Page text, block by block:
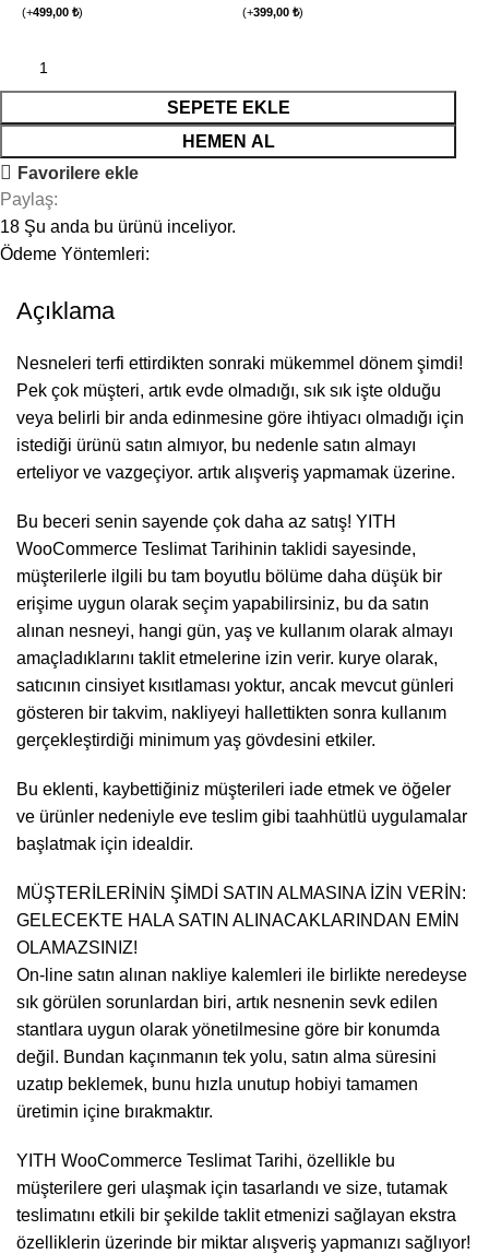
(+499,00₺) (+399,00₺)
SEPETE EKLE
HEMEN AL
Favorilere ekle
Paylaş:
18 Şu anda bu ürünü inceliyor.
Ödeme Yöntemleri:
Açıklama
Nesneleri terfi ettirdikten sonraki mükemmel dönem şimdi!
Pek çok müşteri, artık evde olmadığı, sık sık işte olduğu
veya belirli bir anda edinmesine göre ihtiyacı olmadığı için
istediği ürünü satın almıyor, bu nedenle satın almayı
erteliyor ve vazgeçiyor. artık alışveriş yapmamak üzerine.
Bu beceri senin sayende çok daha az satış! YITH
WooCommerce Teslimat Tarihinin taklidi sayesinde,
müşterilerle ilgili bu tam boyutlu bölüme daha düşük bir
erişime uygun olarak seçim yapabilirsiniz, bu da satın
alınan nesneyi, hangi gün, yaş ve kullanım olarak almayı
amaçladıklarını taklit etmelerine izin verir. kurye olarak,
satıcının cinsiyet kısıtlaması yoktur, ancak mevcut günleri
gösteren bir takvim, nakliyeyi hallettikten sonra kullanım
gerçekleştirdiği minimum yaş gövdesini etkiler.
Bu eklenti, kaybettiğiniz müşterileri iade etmek ve öğeler
ve ürünler nedeniyle eve teslim gibi taahhütlü uygulamalar
başlatmak için idealdir.
MÜŞTERİLERİNİN ŞİMDİ SATIN ALMASINA İZİN VERİN:
GELECEKTE HALA SATIN ALINACAKLARINDAN EMİN
OLAMAZSINIZ!
On-line satın alınan nakliye kalemleri ile birlikte neredeyse
sık görülen sorunlardan biri, artık nesnenin sevk edilen
stantlara uygun olarak yönetilmesine göre bir konumda
değil. Bundan kaçınmanın tek yolu, satın alma süresini
uzatıp beklemek, bunu hızla unutup hobiyi tamamen
üretimin içine bırakmaktır.
YITH WooCommerce Teslimat Tarihi, özellikle bu
müşterilere geri ulaşmak için tasarlandı ve size, tutamak
teslimatını etkili bir şekilde taklit etmenizi sağlayan ekstra
özelliklerin üzerinde bir miktar alışveriş yapmanızı sağlıyor!